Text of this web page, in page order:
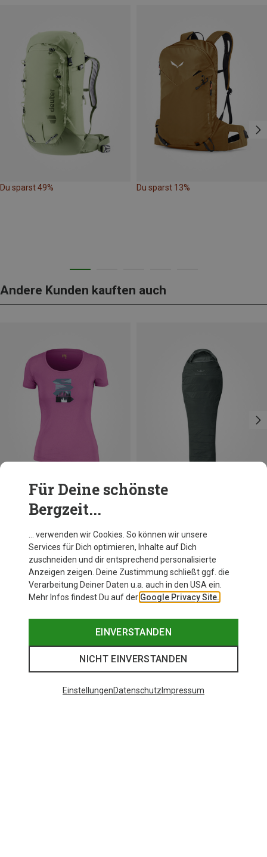
Du sparst 49% Du sparst 13%
Andere Kunden kauften auch
Du sparst 46%
Für Deine schönste
Bergzeit...
… verwenden wir Cookies. So können wir unsere
Services für Dich optimieren, Inhalte auf Dich
zuschneiden und dir entsprechend personalisierte
Anzeigen zeigen. Deine Zustimmung schließt ggf. die
Verarbeitung Deiner Daten u.a. auch in den USA ein.
Mehr Infos findest Du auf der Google Privacy Site.
EINVERSTANDEN
NICHT EINVERSTANDEN
EinstellungenDatenschutz Impressum